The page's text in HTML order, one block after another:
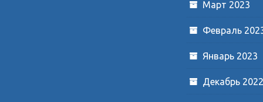
Март 2023
Февраль
Январь 2023
Декабрь 2022